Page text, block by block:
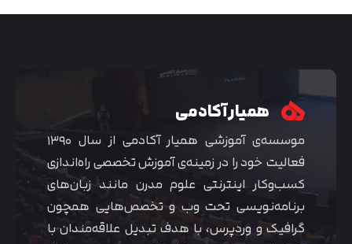
همیار آکادمی
موسسه‌ی آموزشی همیار آکادمی از سال ۱۳۹۰
فعالیت خود را در زمینه‌ی آموزش تخصصی راه‌اندازی
کسب‌و‌کار اینترنتی علوم مدرن مانند زبان‌های
برنامه‌نویسی تحت وب و تخصص‌هایی همچون
گرافیک و وردپرس، با هدف تبدیل علاقه‌مندان با